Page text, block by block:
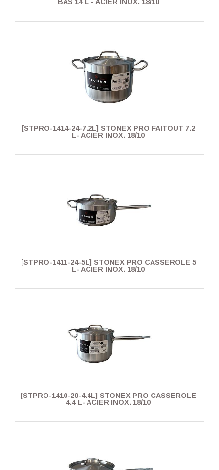
BAS 14 L - ACIER INOX. 18/10
[STPRO-1414-24-7.2L] STONEX PRO FAITOUT 7.2
L- ACIER INOX. 18/10
[STPRO-1411-24-5L] STONEX PRO CASSEROLE 5
L- ACIER INOX. 18/10
[STPRO-1410-20-4.4L] STONEX PRO CASSEROLE
4.4 L- ACIER INOX. 18/10